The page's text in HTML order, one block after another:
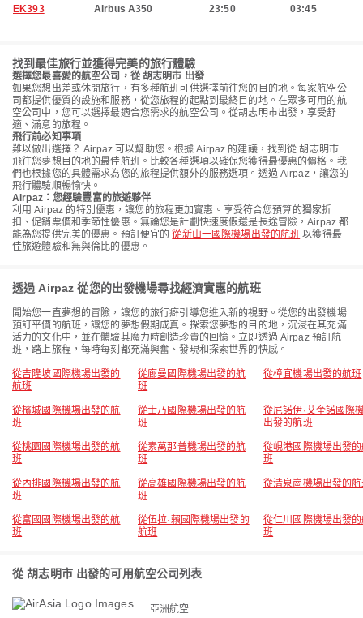
EK393 Airbus A350 23:50 03:45
找到最佳旅行並獲得完美的旅行體驗
選擇您最喜愛的航空公司，從 胡志明市 出發
如果您想出差或休閒旅行，有多種航班可供選擇前往您的目的地。每家航空公
司都提供優質的設施和服務，從您旅程的起點到最終目的地。在眾多可用的航
空公司中，您可以選擇最適合您需求的航空公司。從胡志明市出發，享受舒
適、滿意的旅程。
飛行前必知事項
難以做出選擇？ Airpaz 可以幫助您。根據 Airpaz 的建議，找到從 胡志明市
飛往您夢想目的地的最佳航班。比較各種選項以確保您獲得最優惠的價格。我
們也根據您的具體需求為您的旅程提供額外的服務選項。透過 Airpaz，讓您的
飛行體驗順暢愉快。
Airpaz：您經驗豐富的旅遊夥伴
利用 Airpaz 的特別優惠，讓您的旅程更加實惠。享受符合您預算的獨家折
扣、促銷票價和季節性優惠。無論您是計劃快速度假還是長途冒險，Airpaz 都
能為您提供完美的優惠。預訂便宜的從新山一國際機場出發的航班 以獲得最
佳旅遊體驗和無與倫比的優惠。
透過 Airpaz 從您的出發機場尋找經濟實惠的航班
開始您一直夢想的冒險，讓您的旅行癖引導您進入新的視野。從您的出發機場
預訂平價的航班，讓您的夢想假期成真。探索您夢想的目的地，沉浸在其充滿
活力的文化中，並在體驗其魔力時創造珍貴的回憶。立即透過 Airpaz 預訂航
班，踏上旅程，每時每刻都充滿興奮、發現和探索世界的快感。
從吉隆坡國際機場出發的
航班
從廊曼國際機場出發的航
班
從樟宜機場出發的航班
從檳城國際機場出發的航
班
從士乃國際機場出發的航
班
從尼諾伊·艾奎諾國際
出發的航班
從桃園國際機場出發的航
班
從素萬那普機場出發的航
班
從峴港國際機場出發
班
從內排國際機場出發的航
班
從高雄國際機場出發的航
班
從清泉崗機場出發的
從富國國際機場出發的航
班
從伍拉·賴國際機場出發的
航班
從仁川國際機場出發
班
從 胡志明市 出發的可用航空公司列表
亞洲航空